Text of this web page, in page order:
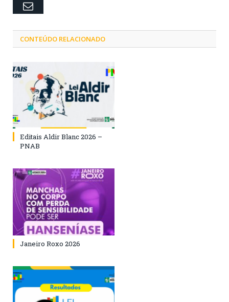
Email
CONTEÚDO RELACIONADO
Editais Aldir Blanc 2026 –
PNAB
Janeiro Roxo 2026